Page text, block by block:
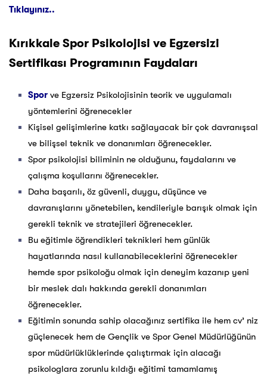
Tıklayınız..
Kırıkkale Spor Psikolojisi ve Egzersizi
Sertifikası Programının Faydaları
Spor ve Egzersiz Psikolojisinin teorik ve uygulamalı
yöntemlerini öğrenecekler
Kişisel gelişimlerine katkı sağlayacak bir çok davranışsal
ve bilişsel teknik ve donanımları öğrenecekler.
Spor psikolojisi biliminin ne olduğunu, faydalarını ve
çalışma koşullarını öğrenecekler.
Daha başarılı, öz güvenli, duygu, düşünce ve
davranışlarını yönetebilen, kendileriyle barışık olmak için
gerekli teknik ve stratejileri öğrenecekler.
Bu eğitimle öğrendikleri teknikleri hem günlük
hayatlarında nasıl kullanabileceklerini öğrenecekler
hemde spor psikoloğu olmak için deneyim kazanıp yeni
bir meslek dalı hakkında gerekli donanımları
öğrenecekler.
Eğitimin sonunda sahip olacağınız sertifika ile hem cv’ niz
güçlenecek hem de Gençlik ve Spor Genel Müdürlüğünün
spor müdürlüklüklerinde çalıştırmak için alacağı
psikologlara zorunlu kıldığı eğitimi tamamlamış